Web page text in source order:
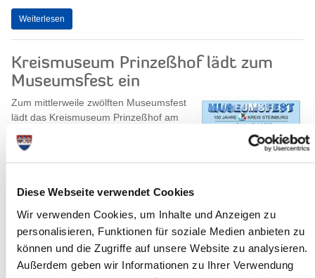
Diese Webseite verwendet Cookies
Wir verwenden Cookies, um Inhalte und Anzeigen zu
personalisieren, Funktionen für soziale Medien anbieten zu
können und die Zugriffe auf unsere Website zu analysieren.
Außerdem geben wir Informationen zu Ihrer Verwendung
Weiterlesen
Kreismuseum Prinzeßhof lädt zum
Museumsfest ein
Zum mittlerweile zwölften Museumsfest
lädt das Kreismuseum Prinzeßhof am
Uhr bis ca. 17.30 Uhr, ein. Das Fest...